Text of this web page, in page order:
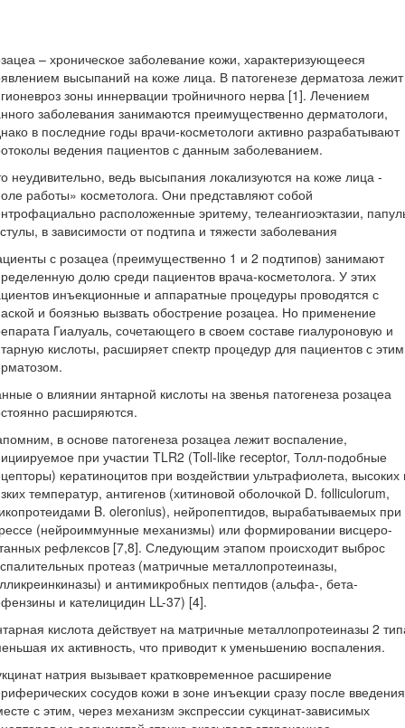
– хроническое заболевание кожи, характеризующееся
высыпаний на коже лица. В патогенезе дерматоза лежит
зоны иннервации тройничного нерва [1]. Лечением
заболевания занимаются преимущественно дерматологи,
в последние годы врачи-косметологи активно разрабатывают
ведения пациентов с данным заболеванием.
неудивительно, ведь высыпания локализуются на коже лица -
работы» косметолога. Они представляют собой
расположенные эритему, телеангиоэктазии,
в зависимости от подтипа и тяжести заболевания
с розацеа (преимущественно 1 и 2 подтипов) занимают
долю среди пациентов врача-косметолога. У этих
инъекционные и аппаратные процедуры проводятся с
и боязнью вызвать обострение розацеа. Но применение
Гиалуаль, сочетающего в своем составе гиалуроновую и
кислоты, расширяет спектр процедур для пациентов с этим
о влиянии янтарной кислоты на звенья патогенеза розацеа
расширяются.
в основе патогенеза розацеа лежит воспаление,
при участии TLR2 (Toll-like receptor, Толл-подобные
кератиноцитов при воздействии ультрафиолета, высоких
температур, антигенов (хитиновой оболочкой D. folliculorum,
B. oleronius), нейропептидов, вырабатываемых при
(нейроиммунные механизмы) или формировании висцеро-
рефлексов [7,8]. Следующим этапом происходит выброс
протеаз (матричные металлопротеиназы,
и антимикробных пептидов (альфа-, бета-
и кателицидин LL-37) [4].
кислота действует на матричные металлопротеиназы 2
их активность, что приводит к уменьшению воспаления.
натрия вызывает кратковременное расширение
сосудов кожи в зоне инъекции сразу после
с этим, через механизм экспрессии сукцинат-зависимых